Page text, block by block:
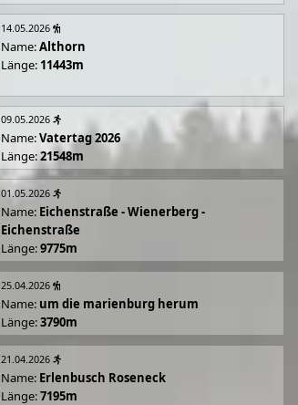
14.05.2026
Name:Althorn
Länge: 11443m
09.05.2026
Name:Vatertag 2026
Länge:21548m
01.05.2026
Name: Eichenstraße - Wienerberg -
Eichenstraße
Länge:9775m
25.04.2026
Name: um die marienburg herum
Länge:3790m
21.04.2026
Name: Erlenbusch Roseneck
Länge:7195m